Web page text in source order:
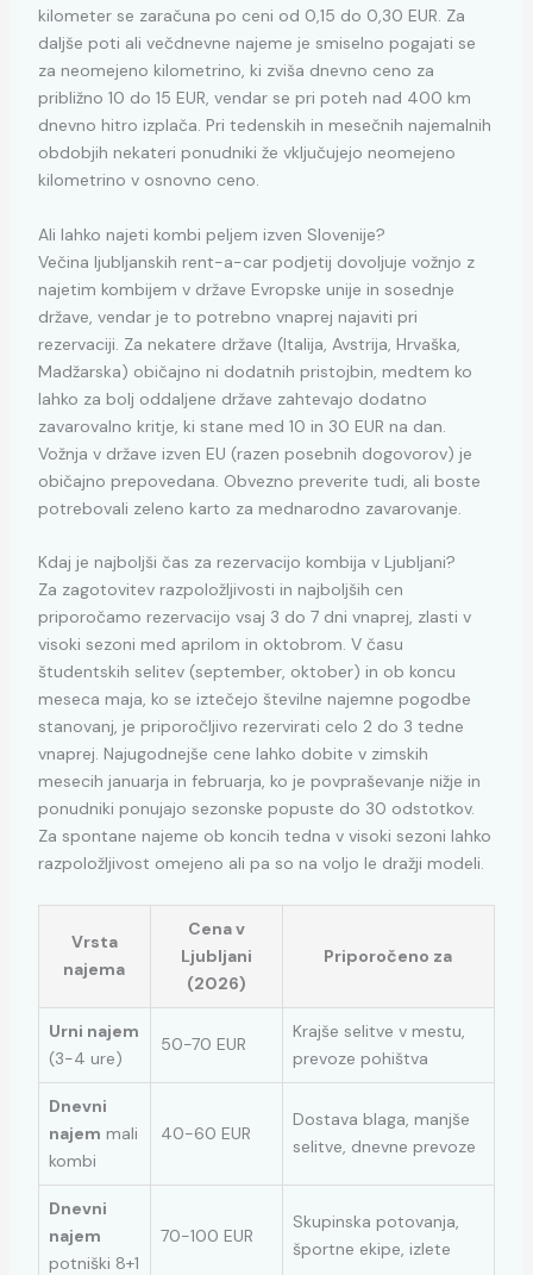
kilometer se zaračuna po ceni od 0,15 do 0,30 EUR. Za
daljše poti ali večdnevne najeme je smiselno pogajati se
za neomejeno kilometrino, ki zviša dnevno ceno za
približno 10 do 15 EUR, vendar se pri poteh nad 400 km
dnevno hitro izplača. Pri tedenskih in mesečnih najemalnih
obdobjih nekateri ponudniki že vključujejo neomejeno
kilometrino v osnovno ceno.
Ali lahko najeti kombi peljem izven Slovenije?
Večina ljubljanskih rent-a-car podjetij dovoljuje vožnjo z
najetim kombijem v države Evropske unije in sosednje
države, vendar je to potrebno vnaprej najaviti pri
rezervaciji. Za nekatere države (Italija, Avstrija, Hrvaška,
Madžarska) običajno ni dodatnih pristojbin, medtem ko
lahko za bolj oddaljene države zahtevajo dodatno
zavarovalno kritje, ki stane med 10 in 30 EUR na dan.
Vožnja v države izven EU (razen posebnih dogovorov) je
običajno prepovedana. Obvezno preverite tudi, ali boste
potrebovali zeleno karto za mednarodno zavarovanje.
Kdaj je najboljši čas za rezervacijo kombija v Ljubljani?
Za zagotovitev razpoložljivosti in najboljših cen
priporočamo rezervacijo vsaj 3 do 7 dni vnaprej, zlasti v
visoki sezoni med aprilom in oktobrom. V času
študentskih selitev (september, oktober) in ob koncu
meseca maja, ko se iztečejo številne najemne pogodbe
stanovanj, je priporočljivo rezervirati celo 2 do 3 tedne
vnaprej. Najugodnejše cene lahko dobite v zimskih
mesecih januarja in februarja, ko je povpraševanje nižje in
ponudniki ponujajo sezonske popuste do 30 odstotkov.
Za spontane najeme ob koncih tedna v visoki sezoni lahko
razpoložljivost omejeno ali pa so na voljo le dražji modeli.
Vrsta
najema
Cena v
Ljubljani
(2026)
Priporočeno za
Urni najem
(3-4 ure)
50-70 EUR
Krajše selitve v mestu,
prevoze pohištva
Dnevni
najem mali
kombi
40-60 EUR
Dostava blaga, manjše
selitve, dnevne prevoze
Dnevni
najem
potniški 8+1
70-100 EUR
Skupinska potovanja,
športne ekipe, izlete